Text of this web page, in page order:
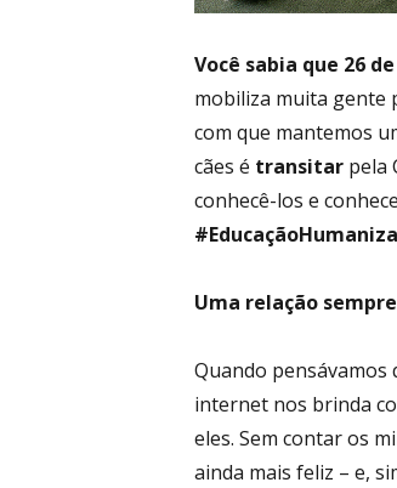
Você sabia que 26
mobiliza muita gente
com que mantemos
cães é transitar pela
conhecê-los e
#EducaçãoHumaniza
Uma relação
Quando pensávamos
internet nos brinda
eles. Sem contar os
ainda mais feliz – e,